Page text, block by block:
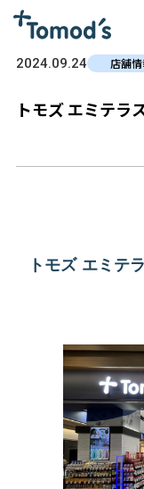
2024.09.24 店舗
トモズ エミテ
トモズ エミテ